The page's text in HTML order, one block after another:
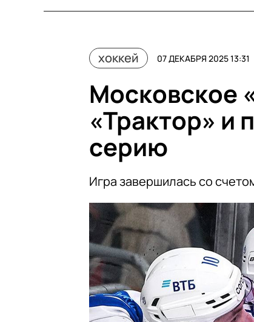
хоккей 07 ДЕКАБРЯ 2025 13:31
Московское
«Трактор» и
серию
Игра завершилась со